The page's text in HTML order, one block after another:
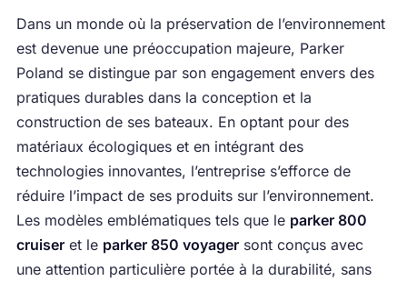
Dans un monde où la préservation de l’environnement
est devenue une préoccupation majeure, Parker
Poland se distingue par son engagement envers des
pratiques durables dans la conception et la
construction de ses bateaux. En optant pour des
matériaux écologiques et en intégrant des
technologies innovantes, l’entreprise s’efforce de
réduire l’impact de ses produits sur l’environnement.
Les modèles emblématiques tels que le parker 800
cruiseret le parker 850 voyagersont conçus avec
une attention particulière portée à la durabilité, sans